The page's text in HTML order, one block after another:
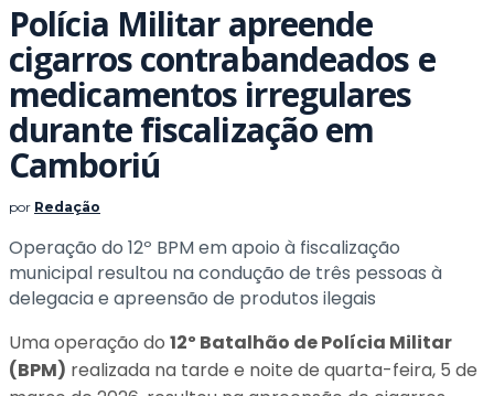
Polícia Militar apreende
cigarros contrabandeados e
medicamentos irregulares
durante fiscalização em
Camboriú
por Redação
Operação do 12º BPM em apoio à fiscalização
municipal resultou na condução de três pessoas à
delegacia e apreensão de produtos ilegais
Uma operação do 12º Batalhão de Polícia Militar
(BPM) realizada na tarde e noite de quarta-feira, 5 de